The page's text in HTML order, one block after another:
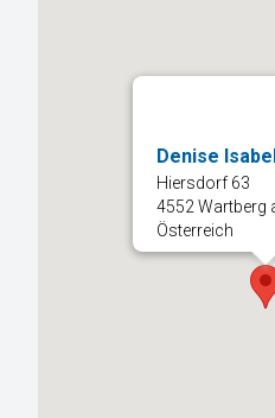
Denise
Hiersdorf 63
4552 Wartberg
Österreich